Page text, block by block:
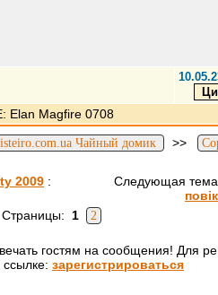
Elan Magfire 0708
Чайный домик >>
2009 :
Следующая
Страницы: 1 2
гостям на сообщения! Для
зарегистрироваться